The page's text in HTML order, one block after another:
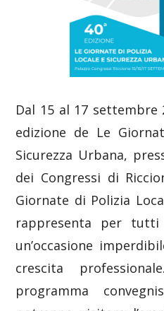
Dal 15 al 17 settembre
edizione de Le
Sicurezza Urbana,
dei Congressi di
Giornate di Polizia
rappresenta per
un’occasione
crescita
programma